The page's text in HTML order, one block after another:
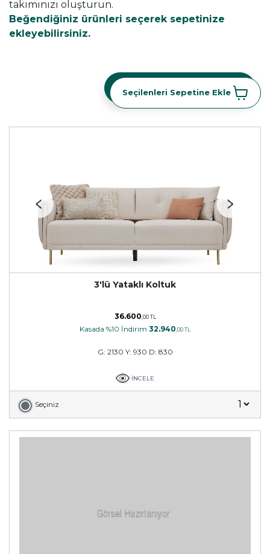
takımınızı oluşturun.
Beğendiğiniz ürünleri seçerek sepetinize
ekleyebilirsiniz.
Seçilenleri Sepetine Ekle
Seçilenleri Sepetine Ekle
3'lü Yataklı Koltuk
36.600 ,00 TL
Kasada %10 İndirim 32.940 ,00 TL
G: 2130 Y: 930 D: 830
İNCELE
Seçiniz